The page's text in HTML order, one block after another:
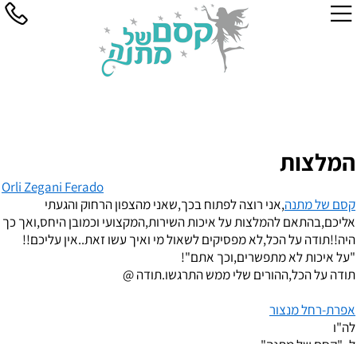
המלצות
Orli Zegani Ferado
קסם של מתנה,אני רוצה לפתוח בכך,שאני מהצפון הרחוק והגעתי
אליכם,בהתאם להמלצות על איכות השירות,המקצועי וכמובן היחס,ואך כך
היה!!תודה על הכל,לא מפסיקים לשאול מי ואיך עשו זאת..אין עליכם!!
"על איכות לא מתפשרים,וכך אתם"!
תודה על הכל,ההורים שלי ממש התרגשו.תודה @
אפרת-רחל מנצור
לה"ו